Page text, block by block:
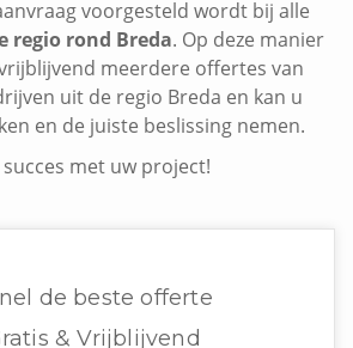
voorgesteld wordt bij alle
regio rond Breda. Op deze manier
meerdere offertes van
uit de regio Breda en kan u
en de juiste beslissing nemen.
succes met uw project!
de beste offerte
& Vrijblijvend